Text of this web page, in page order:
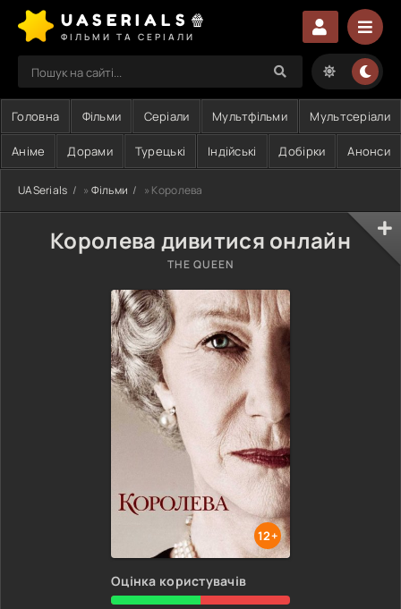
UASERIALS🍿
ФІЛЬМИ ТА СЕРІАЛИ
Головна Фільми Серіали Мультфільми Мультсеріали
Аніме Дорами Турецькі Індійські Добірки Анонси
UASerials » Фільми » Королева
Королева дивитися онлайн
THE QUEEN
12+
Оцінка користувачів